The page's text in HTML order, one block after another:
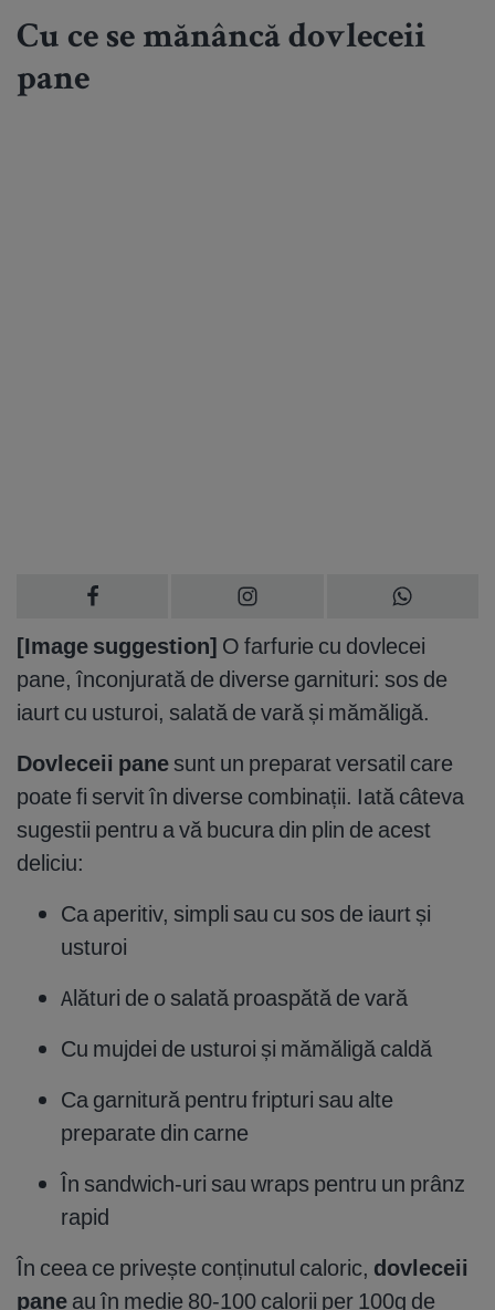
Cu ce se mănâncă dovleceii
pane
[Image suggestion] O farfurie cu dovlecei
pane, înconjurată de diverse garnituri: sos de
iaurt cu usturoi, salată de vară și mămăligă.
Dovleceii pane sunt un preparat versatil care
poate fi servit în diverse combinații. Iată câteva
sugestii pentru a vă bucura din plin de acest
deliciu:
Ca aperitiv, simpli sau cu sos de iaurt și
usturoi
Alături de o salată proaspătă de vară
Cu mujdei de usturoi și mămăligă caldă
Ca garnitură pentru fripturi sau alte
preparate din carne
În sandwich-uri sau wraps pentru un prânz
rapid
În ceea ce privește conținutul caloric, dovleceii
pane au în medie 80-100 calorii per 100g de